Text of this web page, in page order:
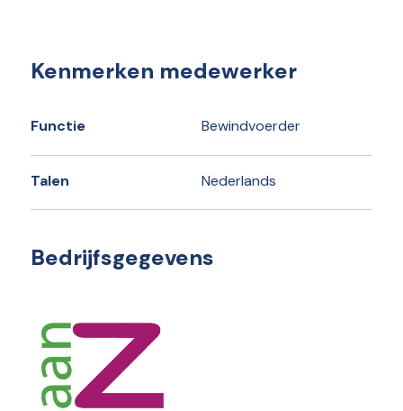
Kenmerken medewerker
Functie Bewindvoerder
Talen Nederlands
Bedrijfsgegevens